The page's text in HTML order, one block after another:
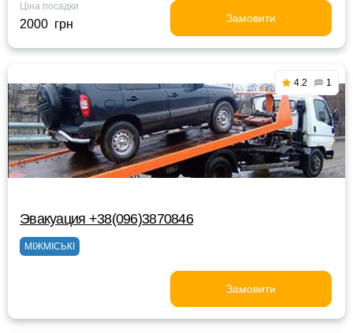
Ціна посадки
2000 грн Замовити
4.2 1
Эвакуация +38(096)3870846
МІЖМІСЬКІ
Замовити